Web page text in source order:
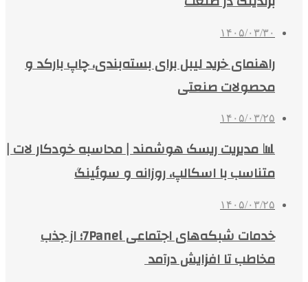
۱۴۰۵/۰۳/۳۰
راهنمای خرید لیبل برای بسته‌بندی، چاپ بارکد و
محصولات صنعتی
۱۴۰۵/۰۳/۲۵
📊 مدیریت ریسک هوشمند | محاسبه خودکار لات |
متناسب با اسکالپ، روزانه و سوئینگ
۱۴۰۵/۰۳/۲۵
خدمات شبکه‌های اجتماعی 7Panel؛ از جذب
مخاطب تا افزایش درآمد